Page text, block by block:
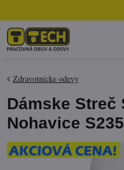
Zdravotnícke odevy
Dámske Streč
Nohavice